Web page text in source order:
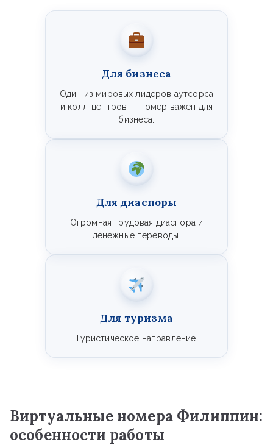
Для бизнеса
Один из мировых лидеров аутсорса
и колл-центров — номер важен для
бизнеса.
Для диаспоры
Огромная трудовая диаспора и
денежные переводы.
Для туризма
Туристическое направление.
Виртуальные номера Филиппин:
особенности работы